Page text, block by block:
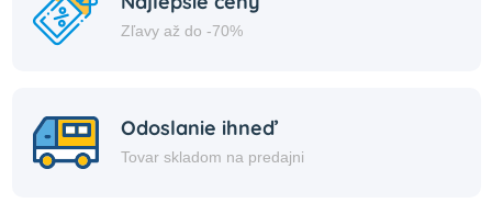
Zľavy až do -70%
Odoslanie ihneď
Tovar skladom na predajni